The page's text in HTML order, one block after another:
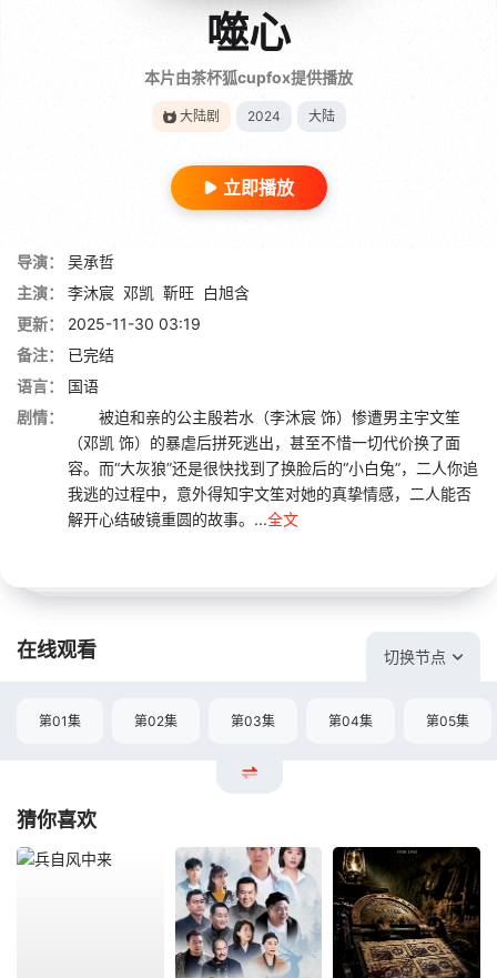
噬心
本片由茶杯狐cupfox提供播放
大陆剧 2024 大陆
立即播放
导演：
吴承哲
主演：
李沐宸 邓凯 靳旺 白旭含
更新：
2025-11-30 03:19
备注：
已完结
语言：
国语
剧情：
被迫和亲的公主殷若水（李沐宸 饰）惨遭男主宇文笙
（邓凯 饰）的暴虐后拼死逃出，甚至不惜一切代价换了面
容。而“大灰狼”还是很快找到了换脸后的“小白兔”，二人你追
我逃的过程中，意外得知宇文笙对她的真挚情感，二人能否
解开心结破镜重圆的故事。...全文
在线观看 切换节点
第01集 第02集 第03集 第04集 第05集
猜你喜欢